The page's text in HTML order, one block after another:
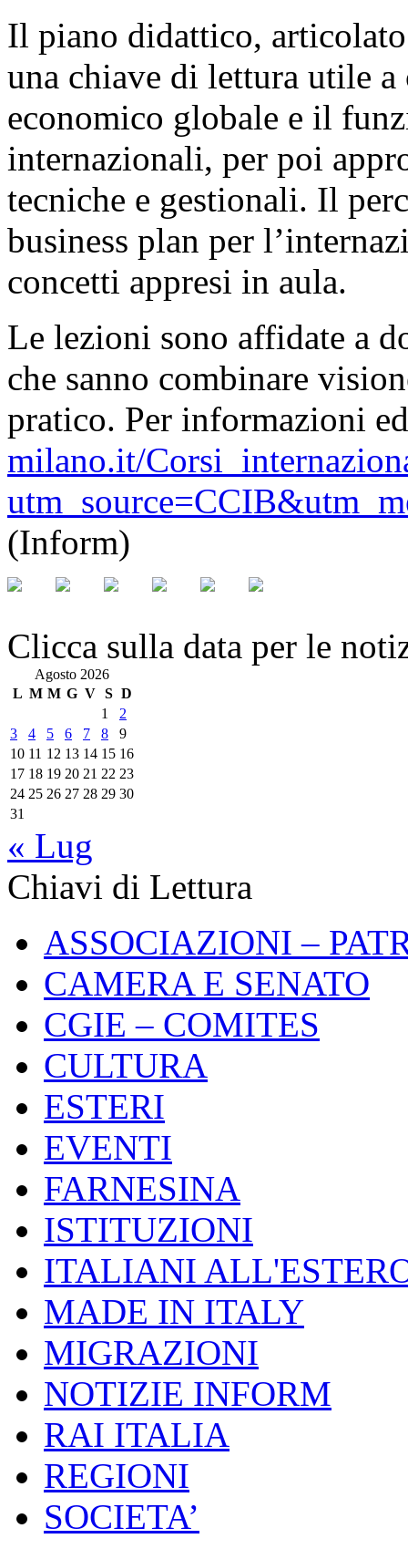
Il piano didattico,
una chiave di lettura utile
economico globale e il
internazionali, per poi
tecniche e gestionali. Il
business plan per
concetti appresi in aula.
Le lezioni sono affidate a
che sanno combinare
pratico. Per informazioni
milano.it/
(Inform)
Clicca sulla data per le
Agosto 2026
L M M G V S D
1
2
3
4 5 6 7 8
9
10 11 12 13 14 15 16
17 18 19 20 21 22 23
24 25 26 27 28 29 30
31
« Lug
Chiavi di Lettura
ASSOCIAZIONI –
CAMERA E SENATO
CGIE – COMITES
CULTURA
ESTERI
EVENTI
FARNESINA
ISTITUZIONI
ITALIANI
MADE IN ITALY
MIGRAZIONI
NOTIZIE INFORM
RAI ITALIA
REGIONI
SOCIETA’